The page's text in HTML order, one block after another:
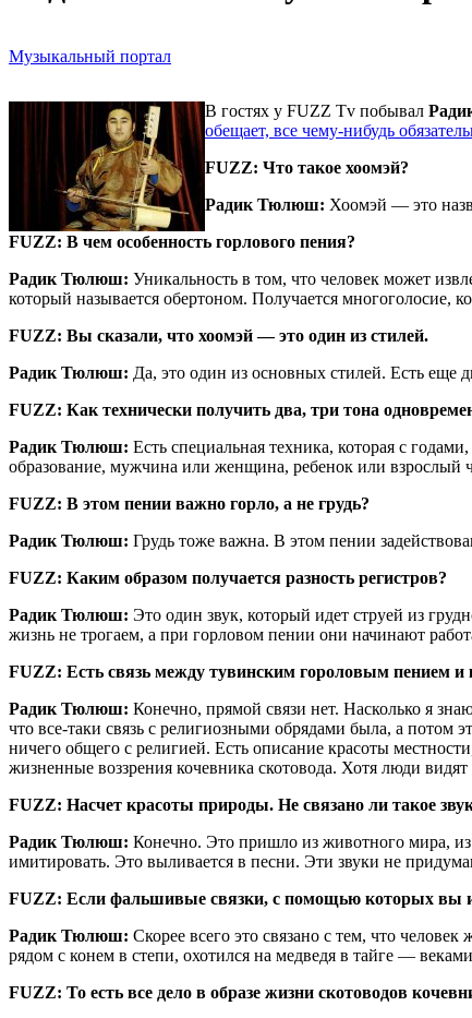
Музыкальный портал
В гостях у FUZZ Tv побывал
обещает, все чему-нибудь
FUZZ: Что такое хоомэй?
Радик Тюлюш: Хоомэй — это
FUZZ: В чем особенность горлового пения?
Радик Тюлюш: Уникальность в том, что человек может
который называется обертоном. Получается многоголосие,
FUZZ: Вы сказали, что хоомэй — это один из стилей.
Радик Тюлюш: Да, это один из основных стилей. Есть еще
FUZZ: Как технически получить два, три тона
Радик Тюлюш: Есть специальная техника, которая с
образование, мужчина или женщина, ребенок или взрослый
FUZZ: В этом пении важно горло, а не грудь?
Радик Тюлюш: Грудь тоже важна. В этом пении
FUZZ: Каким образом получается разность регистров?
Радик Тюлюш: Это один звук, который идет струей из
жизнь не трогаем, а при горловом пении они начинают
FUZZ: Есть связь между тувинским гороловым пением
Радик Тюлюш: Конечно, прямой связи нет. Насколько я
что все-таки связь с религиозными обрядами была, а потом
ничего общего с религией. Есть описание красоты
жизненные воззрения кочевника скотовода. Хотя люди
FUZZ: Насчет красоты природы. Не связано ли такое
Радик Тюлюш: Конечно. Это пришло из животного мира,
имитировать. Это выливается в песни. Эти звуки не
FUZZ: Если фальшивые связки, с помощью которых вы
Радик Тюлюш: Скорее всего это связано с тем, что
рядом с конем в степи, охотился на медведя в тайге —
FUZZ: То есть все дело в образе жизни скотоводов